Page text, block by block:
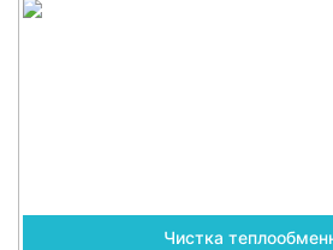
Чистка